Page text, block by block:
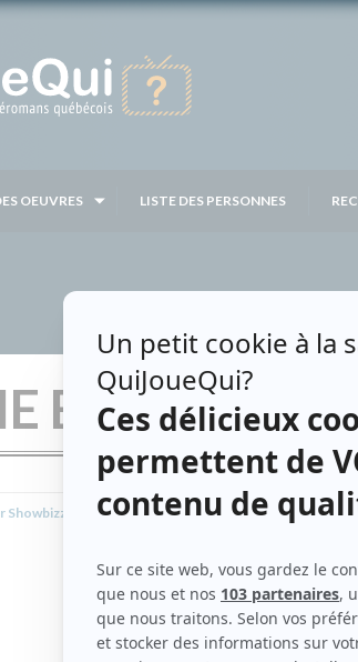
OEUVRES LISTE DES PERSONNES
BOUCHER
Showbizz.net
Personnages
Doute
Lâcher prise(
L'héritière de